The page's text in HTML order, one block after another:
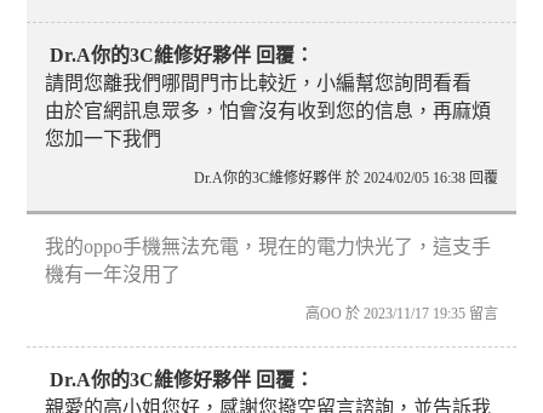
Dr.A你的3C維修好夥伴 回覆：
請問您離我們哪間門市比較近，小編幫您詢問看看
由於官網訊息眾多，怕會沒有收到您的信息，再麻煩
您加一下我們
Dr.A你的3C維修好夥伴 於 2024/02/05 16:38 回覆
我的oppo手機無法充電，現在的電力快光了，這支手
機有一年沒用了
高OO 於 2023/11/17 19:35 留言
Dr.A你的3C維修好夥伴 回覆：
親愛的高小姐您好，感謝您撥空留言諮詢，並告訴我